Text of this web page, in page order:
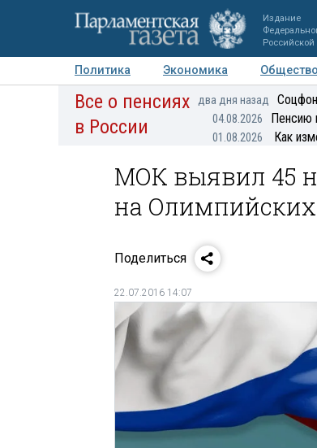
Издание
Политика Экономика Общество
Авторы Персоны Мнения
Все о пенсиях
в России
два дня назад
04.08.2026 Пенсию
01.08.2026 Как
МОК выявил 45
на
Поделиться
22.07.2016 14:07